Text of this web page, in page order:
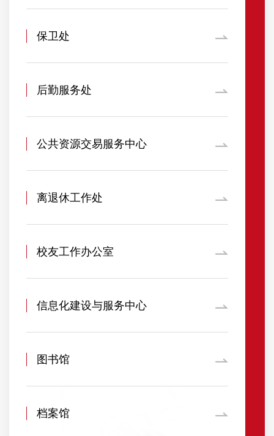
保卫处
后勤服务处
公共资源交易服务中心
离退休工作处
校友工作办公室
信息化建设与服务中心
图书馆
档案馆